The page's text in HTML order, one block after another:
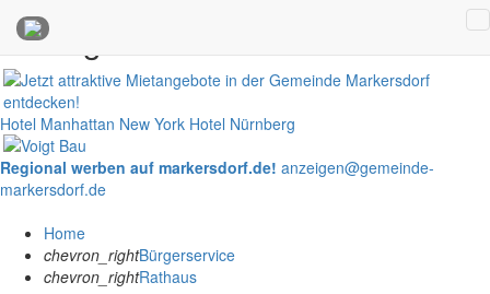
Anzeigen
Hotel Manhattan New York Hotel Nürnberg
Regional werben auf markersdorf.de! anzeigen@gemeinde-
markersdorf.de
Home
chevron_rightBürgerservice
chevron_rightRathaus